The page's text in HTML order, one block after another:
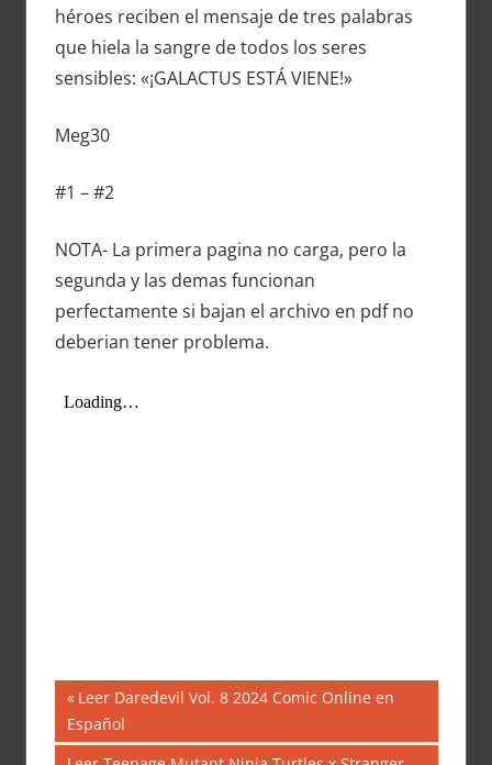
héroes reciben el mensaje de tres palabras
que hiela la sangre de todos los seres
sensibles: «¡GALACTUS ESTÁ VIENE!»
Meg30
#1 – #2
NOTA- La primera pagina no carga, pero la
segunda y las demas funcionan
perfectamente si bajan el archivo en pdf no
deberian tener problema.
Navegación
de
Entrada
anterior:
Leer Daredevil Vol. 8 2024 Comic Online en
Español